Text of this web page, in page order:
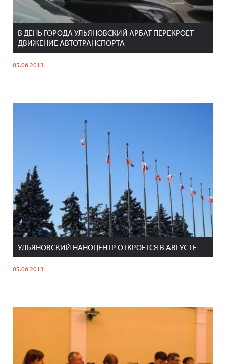
В ДЕНЬ ГОРОДА УЛЬЯНОВСКИЙ АРБАТ ПЕРЕКРОЕТ
ДВИЖЕНИЕ АВТОТРАНСПОРТА
05.06.2013
УЛЬЯНОВСКИЙ НАНОЦЕНТР ОТКРОЕТСЯ В АВГУСТЕ
05.06.2013